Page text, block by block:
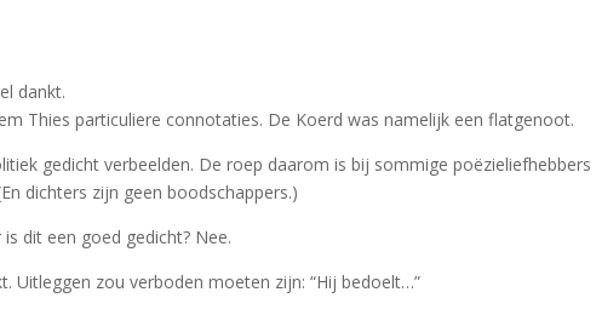
dankt.
Thies particuliere connotaties. De Koerd was namelijk een flatgenoot.
gedicht verbeelden. De roep daarom is bij sommige
dichters zijn geen boodschappers.)
dit een goed gedicht? Nee.
Uitleggen zou verboden moeten zijn: “Hij bedoelt…”